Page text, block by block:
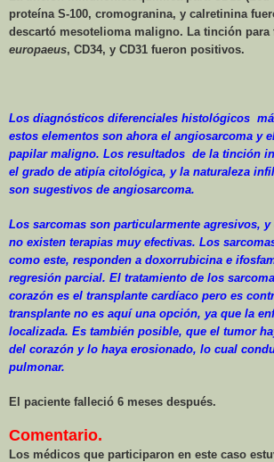
proteína S-100, cromogranina, y calretinina
descartó mesotelioma maligno. La tinción para
europaeus, CD34, y CD31 fueron positivos.
Los diagnósticos diferenciales histológicos
estos elementos son ahora el angiosarcoma y
papilar maligno. Los resultados de la tinción
el grado de atipía citológica, y la naturaleza
son sugestivos de angiosarcoma.
Los sarcomas son particularmente agresivos, y
no existen terapias muy efectivas. Los
como este, responden a doxorrubicina e
regresión parcial. El tratamiento de los
corazón es el transplante cardíaco pero es
transplante no es aquí una opción, ya que la
localizada. Es también posible, que el tumor
del corazón y lo haya erosionado, lo cual
pulmonar.
El paciente falleció 6 meses después.
Comentario.
Los médicos que participaron en este caso